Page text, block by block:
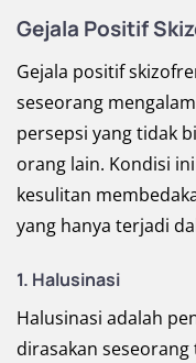
Gejala Positif
Gejala positif
seseorang
persepsi yang tidak
orang lain. Kondisi
kesulitan
yang hanya terjadi
1. Halusinasi
Halusinasi adalah
dirasakan